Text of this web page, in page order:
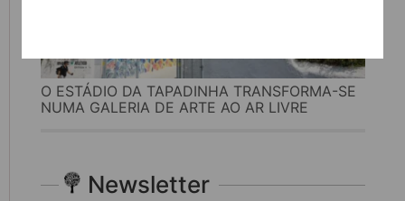
O ESTÁDIO DA TAPADINHA TRANSFORMA-SE
NUMA GALERIA DE ARTE AO AR LIVRE
Newsletter